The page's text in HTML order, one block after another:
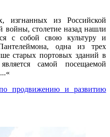
изгнанных из Российской
войны, столетие назад нашли
с собой свою культуру и
одна из трех
старых портовых зданий в
самой посещаемой
..«
продвижению и развитию